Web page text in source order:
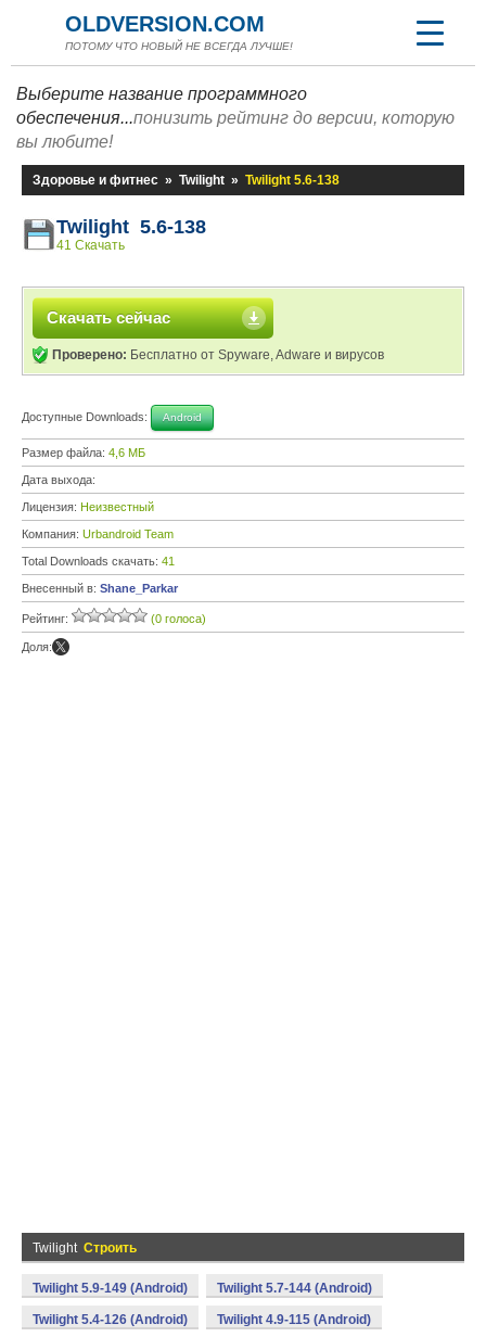
OLDVERSION.COM
ПОТОМУ ЧТО НОВЫЙ НЕ ВСЕГДА ЛУЧШЕ!
Выберите название программного
обеспечения...понизить рейтинг до версии, которую
вы любите!
Здоровье и фитнес » Twilight » Twilight 5.6-138
Twilight 5.6-138
41 Скачать
Скачать сейчас
Проверено: Бесплатно от Spyware, Adware и вирусов
Доступные Downloads: Android
Размер файла: 4,6 МБ
Дата выхода:
Лицензия: Неизвестный
Компания: Urbandroid Team
Total Downloads скачать: 41
Внесенный в: Shane_Parkar
Рейтинг: (0 голоса)
Доля:
Twilight Строить
Twilight 5.9-149 (Android) Twilight 5.7-144 (Android)
Twilight 5.4-126 (Android) Twilight 4.9-115 (Android)